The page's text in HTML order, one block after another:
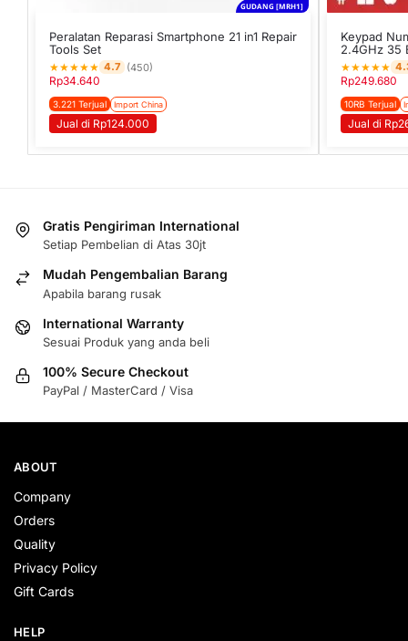
GUDANG [MRH1]
Peralatan Reparasi Smartphone 21 in1 Repair
Tools Set
★★★★★ 4.7 (450)
Rp34.640
3.221 Terjual Import China
Jual di Rp124.000
Keypad
2.4GHz 35
★★★★★
Rp249.680
10RB Terjual
Jual di
Gratis Pengiriman International
Setiap Pembelian di Atas 30jt
Mudah Pengembalian Barang
Apabila barang rusak
International Warranty
Sesuai Produk yang anda beli
100% Secure Checkout
PayPal / MasterCard / Visa
ABOUT
Company
Orders
Quality
Privacy Policy
Gift Cards
HELP